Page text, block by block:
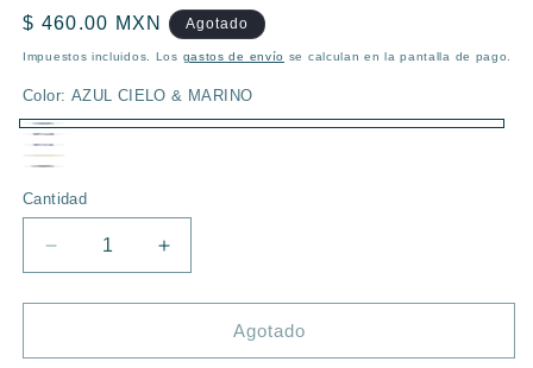
Precio
habitual
$ 460.00 MXN Agotado
Impuestos incluidos. Los gastos de envío se calculan en la pantalla de pago.
Color: AZUL CIELO & MARINO
AZUL
CIELO
&
Variante
agotada
o
disponible
AZUL
&
BLANCO
Variante
o
disponible
AZUL
&
BEIGE
Variante
agotada
o
CAFÉ
&
Variante
agotada
no
disponible
&
AZUL
MARINO
agotada
no
disponible
Cantidad
Reducir
cantidad
para
PREMIUM
Aumentar
cantidad
para
GORRA
PREMIUM
Agotado